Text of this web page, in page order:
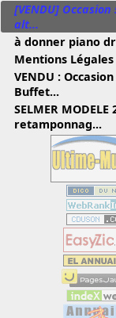
[VENDU]
alt...
à donner piano
Mentions Légales
VENDU :
Buffet...
SELMER MODELE
retamponnag...